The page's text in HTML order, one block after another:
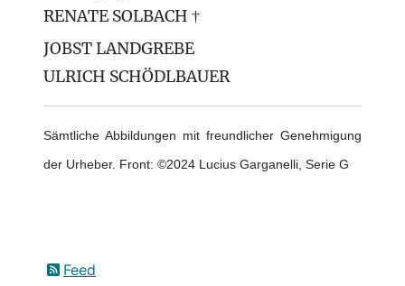
RENATE SOLBACH †
JOBST LANDGREBE
ULRICH SCHÖDLBAUER
Sämtliche Abbildungen mit freundlicher Genehmigung
der Urheber. Front: ©2024 Lucius Garganelli, Serie G
Feed